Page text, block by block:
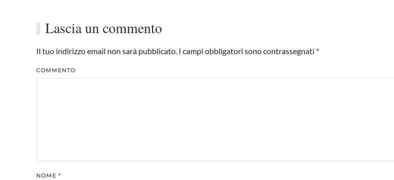
Lascia un commento
Il tuo indirizzo email non sarà pubblicato. I campi obbligatori sono contrassegnati *
COMMENTO
NOME *